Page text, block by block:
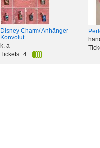
Disney Charm/ Anhänger
Konvolut
k. a
Tickets: 4